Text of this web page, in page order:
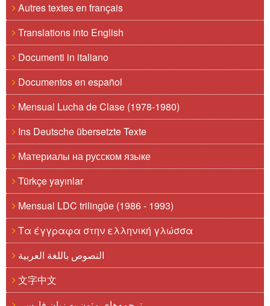
Autres textes en français
Translations into English
Documenti in italiano
Documentos en español
Mensual Lucha de Clase (1978-1980)
Ins Deutsche übersetzte Texte
Материалы на русском языке
Türkçe yayınlar
Mensual LDC trilingüe (1986 - 1993)
Τα έγγραφα στην ελληνική γλώσσα
النصوص باللغة العربية
文字中文